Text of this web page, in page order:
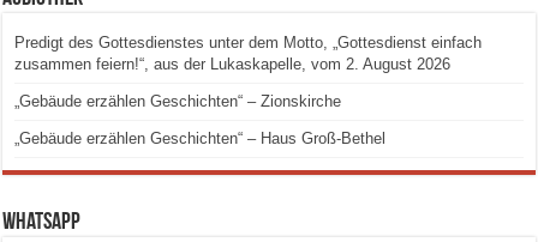
Predigt des Gottesdienstes unter dem Motto, „Gottesdienst einfach
zusammen feiern!“, aus der Lukaskapelle, vom 2. August 2026
„Gebäude erzählen Geschichten“ – Zionskirche
„Gebäude erzählen Geschichten“ – Haus Groß-Bethel
Whatsapp